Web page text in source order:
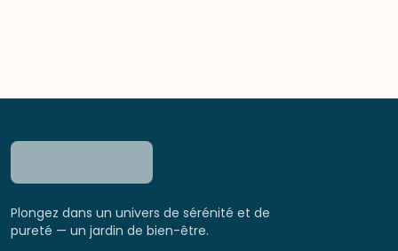
Plongez dans un univers de sérénité et de
pureté — un jardin de bien-être.